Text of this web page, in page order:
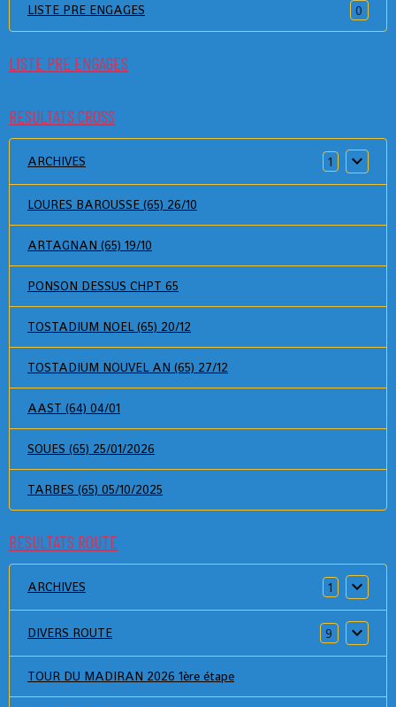
LISTE PRE ENGAGES 0
LISTE PRE ENGAGES
RESULTATS CROSS
ARCHIVES 1
LOURES BAROUSSE (65) 26/10
ARTAGNAN (65) 19/10
PONSON DESSUS CHPT 65
TOSTADIUM NOEL (65) 20/12
TOSTADIUM NOUVEL AN (65) 27/12
AAST (64) 04/01
SOUES (65) 25/01/2026
TARBES (65) 05/10/2025
RESULTATS ROUTE
ARCHIVES 1
DIVERS ROUTE 9
TOUR DU MADIRAN 2026 1ère étape